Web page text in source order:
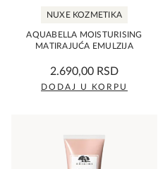
NUXE KOZMETIKA
AQUABELLA MOISTURISING
MATIRAJUĆA EMULZIJA
0,0
rating
2.690,00 RSD
DODAJ U KORPU